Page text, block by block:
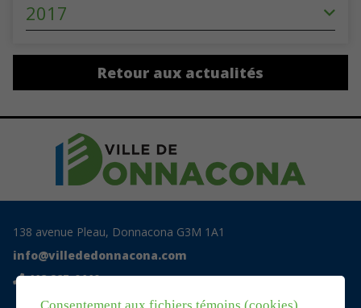
2017
Retour aux actualités
138 avenue Pleau, Donnacona G3M 1A1
info@villededonnacona.com
418 285-0110